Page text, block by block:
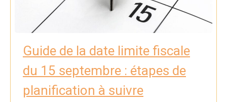
Guide de la date limite fiscale
du 15 septembre : étapes de
planification à suivre